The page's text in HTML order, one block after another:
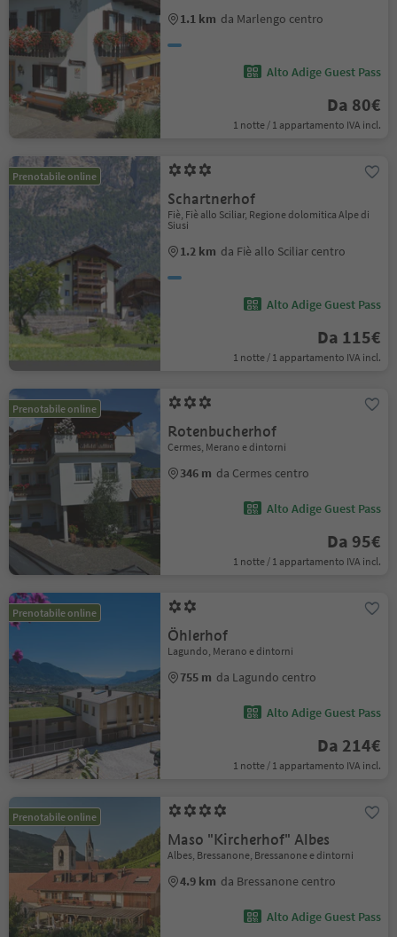
1.1 km da Marlengo centro
Alto Adige Guest Pass
Da 80€
1 notte / 1 appartamento IVA incl.
Prenotabile online
Schartnerhof
Fiè, Fiè allo Sciliar, Regione dolomitica Alpe di
Siusi
1.2 km da Fiè allo Sciliar centro
Alto Adige Guest Pass
Da 115€
1 notte / 1 appartamento IVA incl.
Prenotabile online
Rotenbucherhof
Cermes, Merano e dintorni
346 m da Cermes centro
Alto Adige Guest Pass
Da 95€
1 notte / 1 appartamento IVA incl.
Prenotabile online
Öhlerhof
Lagundo, Merano e dintorni
755 m da Lagundo centro
Alto Adige Guest Pass
Da 214€
1 notte / 1 appartamento IVA incl.
Prenotabile online
Maso "Kircherhof" Albes
Albes, Bressanone, Bressanone e dintorni
4.9 km da Bressanone centro
Alto Adige Guest Pass